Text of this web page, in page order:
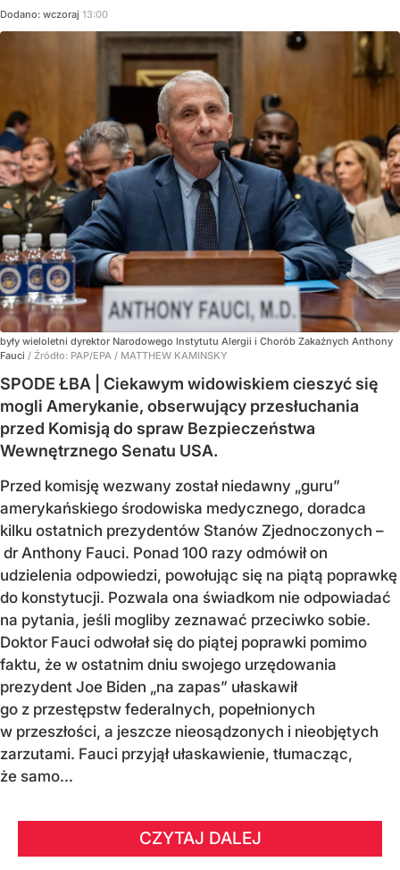
Dodano: wczoraj 13:00
były wieloletni dyrektor Narodowego Instytutu Alergii i Chorób Zakaźnych Anthony
Fauci / Źródło: PAP/EPA / MATTHEW KAMINSKY
SPODE ŁBA | Ciekawym widowiskiem cieszyć się
mogli Amerykanie, obserwujący przesłuchania
przed Komisją do spraw Bezpieczeństwa
Wewnętrznego Senatu USA.
Przed komisję wezwany został niedawny „guru”
amerykańskiego środowiska medycznego, doradca
kilku ostatnich prezydentów Stanów Zjednoczonych –
dr Anthony Fauci. Ponad 100 razy odmówił on
udzielenia odpowiedzi, powołując się na piątą poprawkę
do konstytucji. Pozwala ona świadkom nie odpowiadać
na pytania, jeśli mogliby zeznawać przeciwko sobie.
Doktor Fauci odwołał się do piątej poprawki pomimo
faktu, że w ostatnim dniu swojego urzędowania
prezydent Joe Biden „na zapas” ułaskawił
go z przestępstw federalnych, popełnionych
w przeszłości, a jeszcze nieosądzonych i nieobjętych
zarzutami. Fauci przyjął ułaskawienie, tłumacząc,
że samo...
CZYTAJ DALEJ